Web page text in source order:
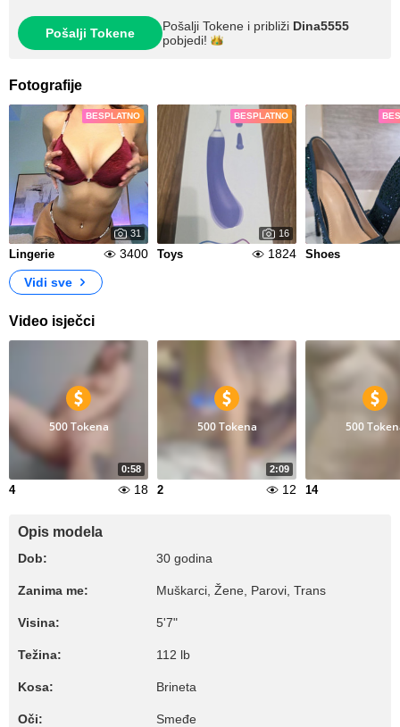
Pošalji Tokene Pošalji Tokene i približi Dina5555
pobjedi!
Fotografije
BESPLATNO
31
Lingerie 3400
BESPLATNO
16
Toys 1824 Shoes
Vidi sve
Video isječci
0:58
500 Tokena
4 18
2:09
500 Tokena
2 12
500
14
Opis modela
Dob: 30 godina
Zanima me: Muškarci, Žene, Parovi, Trans
Visina: 5'7"
Težina: 112 lb
Kosa: Brineta
Oči: Smeđe